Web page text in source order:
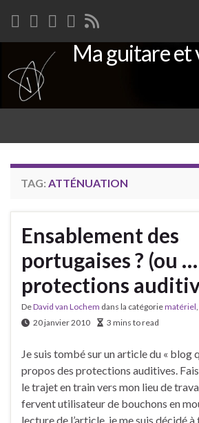
Search for:
Ma guitare et
TAG: ATTÉNUATION
Ensablement des
portugaises ? (ou
protections
DeDavid van Lochem dans la catégoriematériel
20 janvier 2010
3 mins to read
Je suis tombé sur un article du « blog
propos des protections auditives.
le trajet en train vers mon lieu de
fervent utilisateur de bouchons en
lecture de l’article, je me suis décidé